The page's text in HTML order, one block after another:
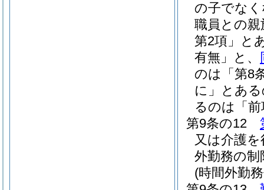
の子でな
職員との
第2項」と
有無」と、
のは「第8
に」とあ
るのは「
第9条の12
又は介護
外勤務の
(時間外勤